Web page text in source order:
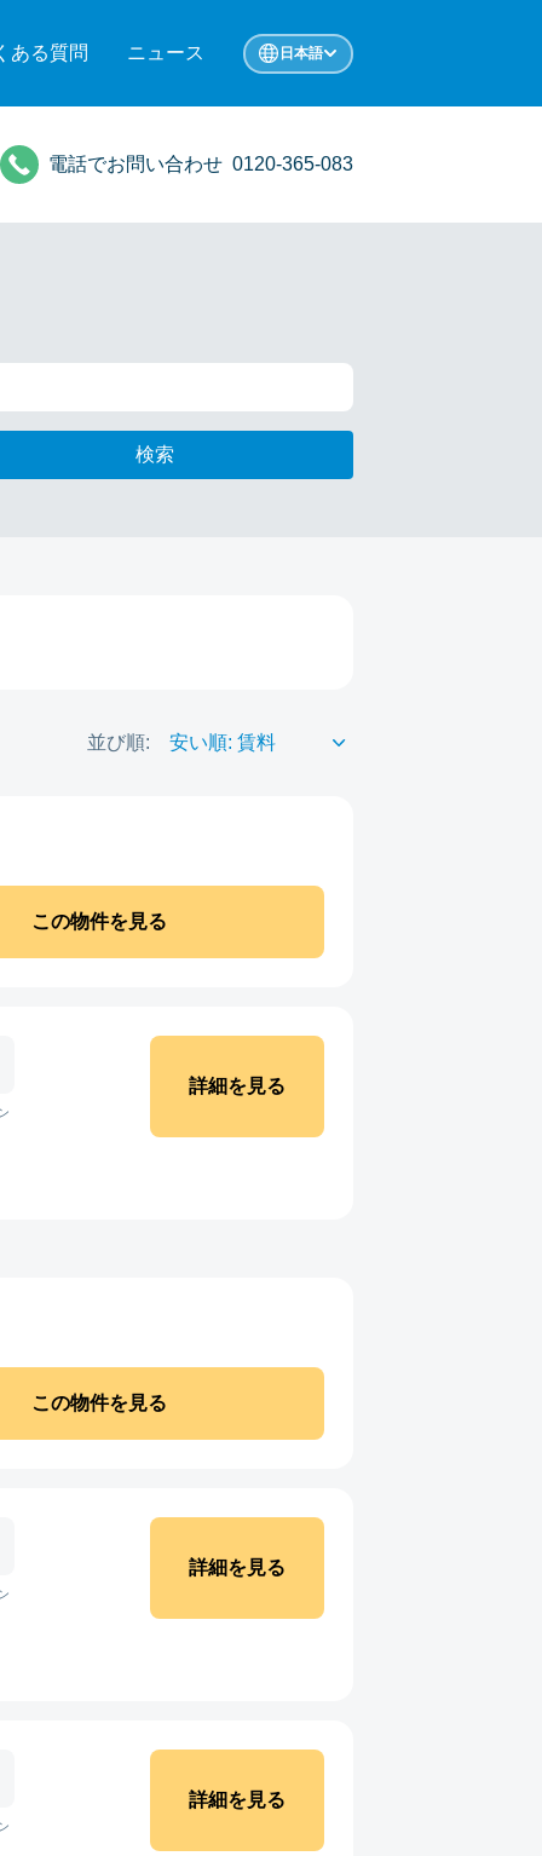
ある質問 ニュース 日本語
電話でお問い合わせ 0120-365-083
検索
並び順:
この物件を見る
詳細を見る
この物件を見る
詳細を見る
詳細を見る